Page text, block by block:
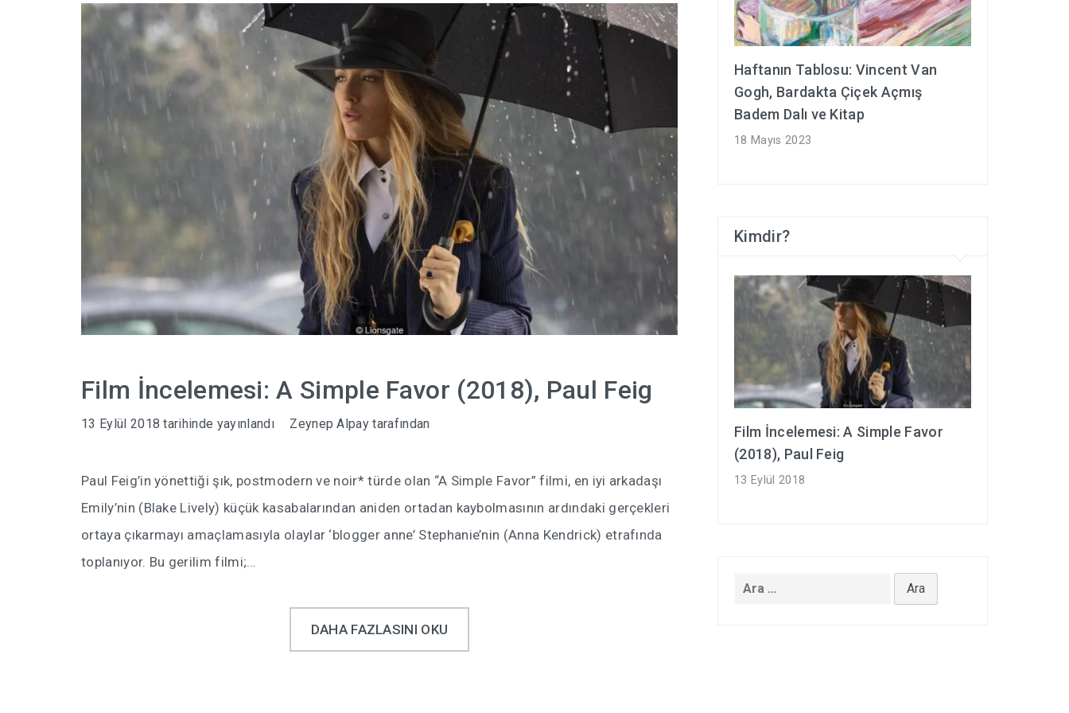
Film İncelemesi: A Simple Favor (2018), Paul Feig
13 Eylül 2018 tarihinde yayınlandı Zeynep Alpay tarafından
Paul Feig’in yönettiği şık, postmodern ve noir* türde olan “A Simple Favor” filmi, en iyi arkadaşı
Emily’nin (Blake Lively) küçük kasabalarından aniden ortadan kaybolmasının ardındaki gerçekleri
ortaya çıkarmayı amaçlamasıyla olaylar ‘blogger anne’ Stephanie’nin (Anna Kendrick) etrafında
toplanıyor. Bu gerilim filmi;…
DAHA FAZLASINI OKU
Haftanın Tablosu: Vincent Van
Gogh, Bardakta Çiçek Açmış
Badem Dalı ve Kitap
18 Mayıs 2023
Kimdir?
Film İncelemesi: A Simple Favor
(2018), Paul Feig
13 Eylül 2018
Arama: